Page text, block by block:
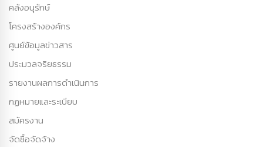
คลังอนุรักษ์
โครงสร้างองค์กร
ศูนย์ข้อมูลข่าวสาร
ประมวลจริยธรรม
รายงานผลการดำเนินการ
กฏหมายและระเบียบ
สมัครงาน
จัดซื้อจัดจ้าง